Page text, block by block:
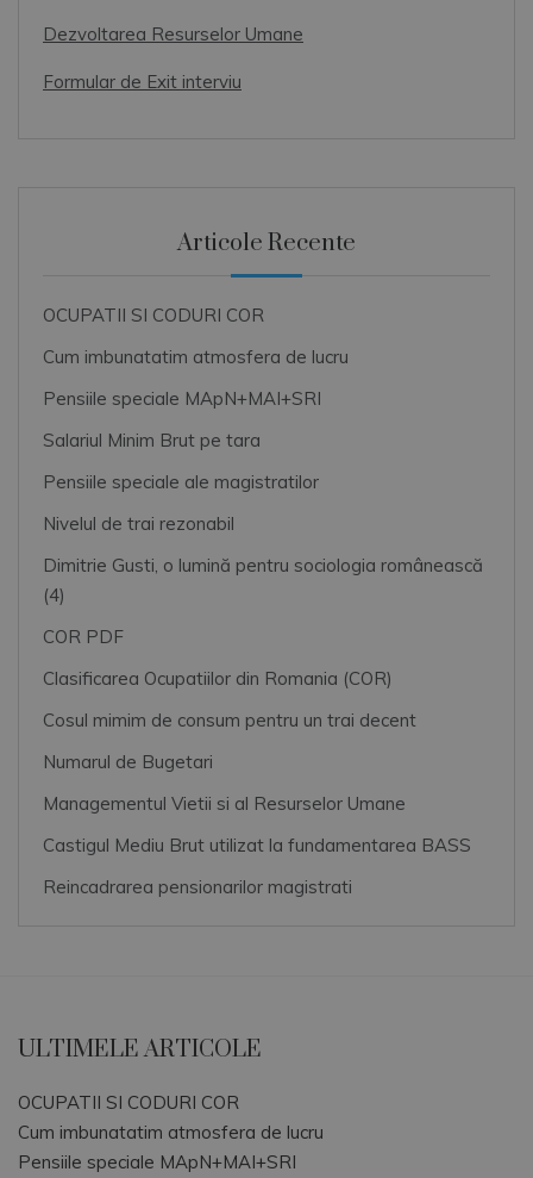
Dezvoltarea Resurselor Umane
Formular de Exit interviu
Articole Recente
OCUPATII SI CODURI COR
Cum imbunatatim atmosfera de lucru
Pensiile speciale MApN+MAI+SRI
Salariul Minim Brut pe tara
Pensiile speciale ale magistratilor
Nivelul de trai rezonabil
Dimitrie Gusti, o lumină pentru sociologia românească
(4)
COR PDF
Clasificarea Ocupatiilor din Romania (COR)
Cosul mimim de consum pentru un trai decent
Numarul de Bugetari
Managementul Vietii si al Resurselor Umane
Castigul Mediu Brut utilizat la fundamentarea BASS
Reincadrarea pensionarilor magistrati
ULTIMELE ARTICOLE
OCUPATII SI CODURI COR
Cum imbunatatim atmosfera de lucru
Pensiile speciale MApN+MAI+SRI